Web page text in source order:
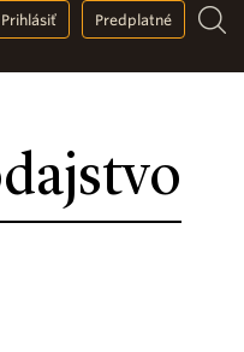
Prihlásiť Predplatné